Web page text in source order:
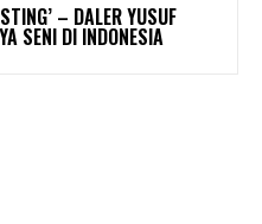
– DALER YUSUF
SENI DI INDONESIA